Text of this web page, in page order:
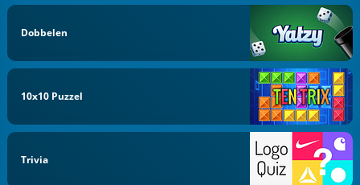
Dobbelen
10x10 Puzzel
Trivia